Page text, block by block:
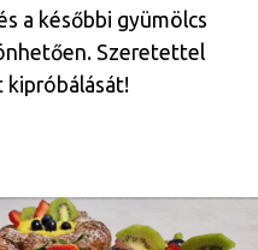
a későbbi gyümölcs
Szeretettel
kipróbálását!